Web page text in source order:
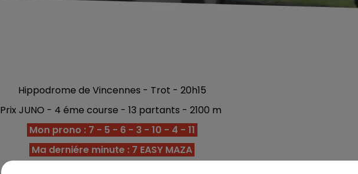
Hippodrome de Vincennes - Trot - 20h15
Prix JUNO - 4 éme course - 13 partants - 2100 m
Mon prono : 7 - 5 - 6 - 3 - 10 - 4 - 11
Ma derniére minute : 7 EASY MAZA